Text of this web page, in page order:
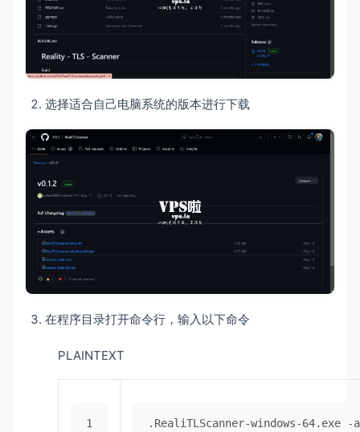
选择适合自己电脑系统的版本进行下载
在程序目录打开命令行，输入以下命令
PLAINTEXT
1 .RealiTLScanner-windows-